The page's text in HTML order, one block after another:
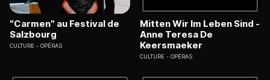
"Carmen" au Festival de
Salzbourg
CULTURE OPÉRAS
Mitten Wir Im Leben Sind -
Anne Teresa De
Keersmaeker
CULTURE OPÉRAS